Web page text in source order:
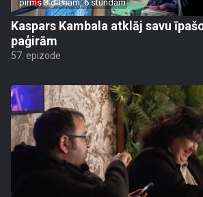
pirms 3 dienām, 6 stundām
Kaspars Kambala atklāj savu
paģirām
57. epizode